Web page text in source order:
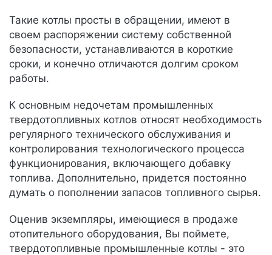
Такие котлы просты в обращении, имеют в
своем распоряжении систему собственной
безопасности, устанавливаются в короткие
сроки, и конечно отличаются долгим сроком
работы.
К основным недочетам промышленных
твердотопливных котлов относят необходимость
регулярного технического обслуживания и
контролирования технологического процесса
функционирования, включающего добавку
топлива. Дополнительно, придется постоянно
думать о пополнении запасов топливного сырья.
Оценив экземпляры, имеющиеся в продаже
отопительного оборудования, Вы поймете,
твердотопливные промышленные котлы - это